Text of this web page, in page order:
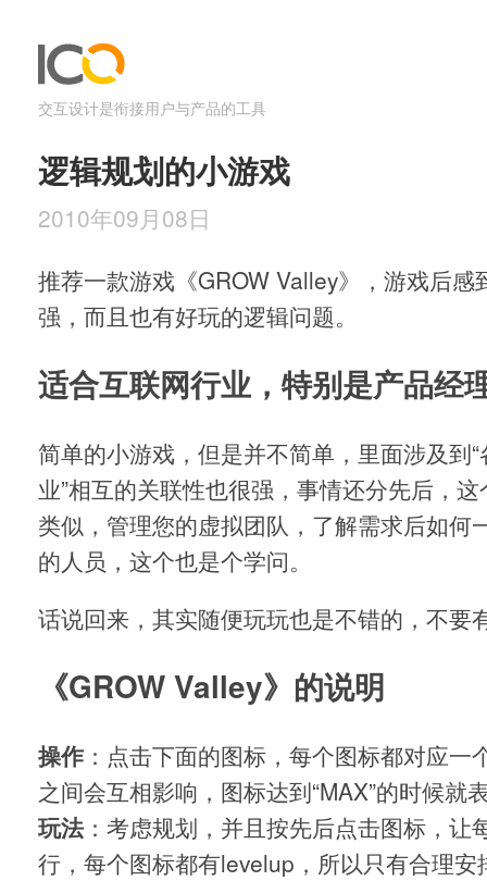
交互设计是衔接用户与产品的工具
逻辑规划的小游戏
2010年09月08日
推荐一款游戏《GROW Valley》，游戏后感
强，而且也有好玩的逻辑问题。
适合互联网行业，特别是产品经
简单的小游戏，但是并不简单，里面涉及到“
业”相互的关联性也很强，事情还分先后，
类似，管理您的虚拟团队，了解需求后如何
的人员，这个也是个学问。
话说回来，其实随便玩玩也是不错的，不要
《GROW Valley》的说明
操作 ：点击下面的图标，每个图标都对应一
之间会互相影响，图标达到“MAX”的时候就
玩法：考虑规划，并且按先后点击图标，让
行，每个图标都有levelup，所以只有合理